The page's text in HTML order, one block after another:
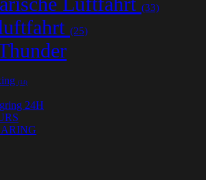
(33)
(25)
(14)
24H